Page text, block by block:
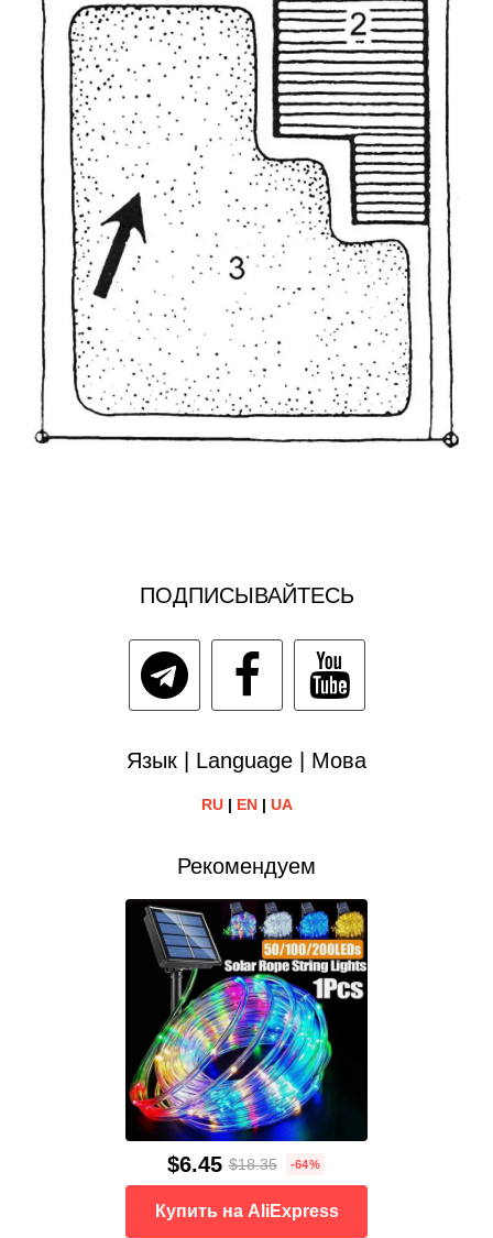
ПОДПИСЫВАЙТЕСЬ
Язык | Language | Мова
RU| EN| UA
Рекомендуем
$6.45 $18.35 -64%
Купить на AliExpress